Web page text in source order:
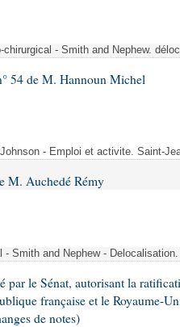
chirurgical - Smith and Nephew.
54 de M. Hannoun Michel
- Emploi et activite. Saint-
M. Auchedé Rémy
- Smith and Nephew -
par le Sénat, autorisant la
française et le Royaume-
de notes)